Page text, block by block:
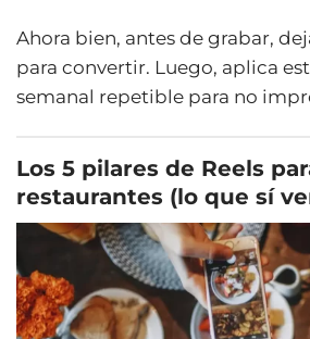
Ahora bien, antes de grabar,
para convertir. Luego, aplica
semanal repetible para no
Los 5 pilares de Reels
restaurantes (lo que sí